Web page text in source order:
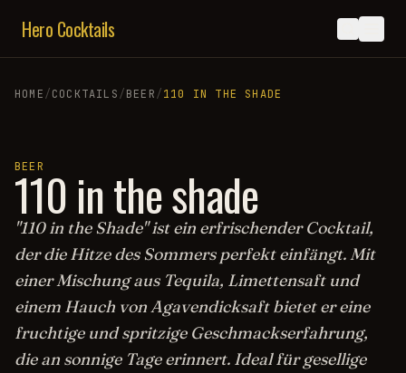
Hero Cocktails
HOME/COCKTAILS/BEER/110 IN THE SHADE
BEER
110 in the shade
"110 in the Shade" ist ein erfrischender Cocktail,
der die Hitze des Sommers perfekt einfängt. Mit
einer Mischung aus Tequila, Limettensaft und
einem Hauch von Agavendicksaft bietet er eine
fruchtige und spritzige Geschmackserfahrung,
die an sonnige Tage erinnert. Ideal für gesellige